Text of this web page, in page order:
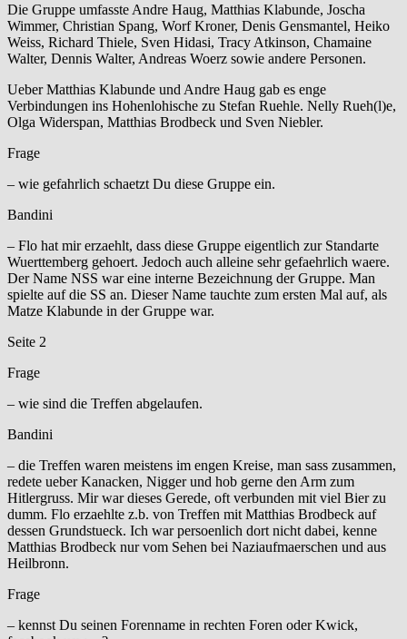
Die Gruppe umfasste Andre Haug, Matthias Klabunde, Joscha
Wimmer, Christian Spang, Worf Kroner, Denis Gensmantel, Heiko
Weiss, Richard Thiele, Sven Hidasi, Tracy Atkinson, Chamaine
Walter, Dennis Walter, Andreas Woerz sowie andere Personen.
Ueber Matthias Klabunde und Andre Haug gab es enge
Verbindungen ins Hohenlohische zu Stefan Ruehle. Nelly Rueh(l)e,
Olga Widerspan, Matthias Brodbeck und Sven Niebler.
Frage
– wie gefahrlich schaetzt Du diese Gruppe ein.
Bandini
– Flo hat mir erzaehlt, dass diese Gruppe eigentlich zur Standarte
Wuerttemberg gehoert. Jedoch auch alleine sehr gefaehrlich waere.
Der Name NSS war eine interne Bezeichnung der Gruppe. Man
spielte auf die SS an. Dieser Name tauchte zum ersten Mal auf, als
Matze Klabunde in der Gruppe war.
Seite 2
Frage
– wie sind die Treffen abgelaufen.
Bandini
– die Treffen waren meistens im engen Kreise, man sass zusammen,
redete ueber Kanacken, Nigger und hob gerne den Arm zum
Hitlergruss. Mir war dieses Gerede, oft verbunden mit viel Bier zu
dumm. Flo erzaehlte z.b. von Treffen mit Matthias Brodbeck auf
dessen Grundstueck. Ich war persoenlich dort nicht dabei, kenne
Matthias Brodbeck nur vom Sehen bei Naziaufmaerschen und aus
Heilbronn.
Frage
– kennst Du seinen Forenname in rechten Foren oder Kwick,